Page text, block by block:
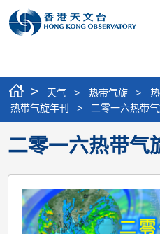
> 天气 > 热带气旋 >
热带气旋年刊
> 二零一六热带
二零一六热带气